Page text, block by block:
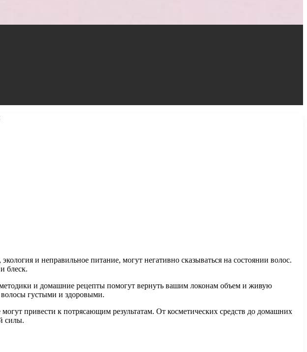
и неправильное питание, могут негативно сказываться на состоянии волос.
блеск.
и домашние рецепты помогут вернуть вашим локонам объем и живую
густыми и здоровыми.
привести к потрясающим результатам. От косметических средств до домашних
силы.